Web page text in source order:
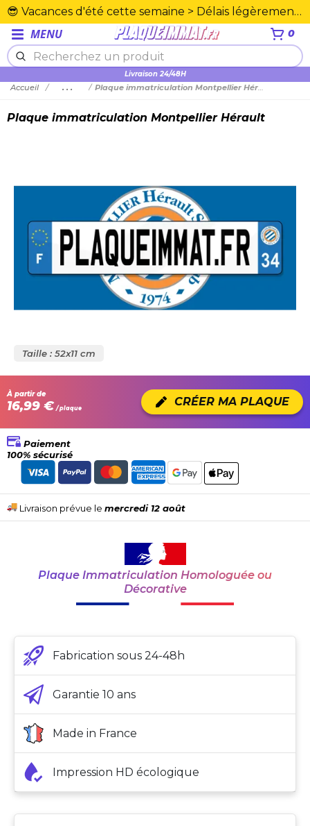
😎 Vacances d'été cette semaine > Délais légèrement rallongés. Merci☀️
MENU 0
Livraison 24/48H
Plexiglas en PMMA supérieure
Accueil ... Plaque immatriculation Montpellier Hérault
Plaque immatriculation Montpellier Hérault
Taille : 52x11 cm
À partir de
16,99 € / plaque CRÉER MA PLAQUE
Paiement
100% sécurisé
Livraison prévue le mercredi 12 août
Plaque Immatriculation Homologuée ou
Décorative
Fabrication sous 24-48h
Garantie 10 ans
Made in France
Impression HD écologique